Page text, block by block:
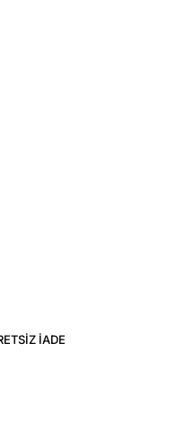
IADE